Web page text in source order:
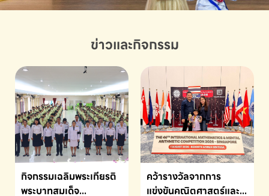
ข่าวและกิจกรรม
กิจกรรมเฉลิมพระเกียรติ
พระบาทสมเด็จ
คว้ารางวัลจากการ
แข่งขันคณิตศาสตร์และ